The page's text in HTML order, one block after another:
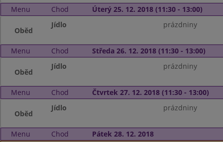
Menu Chod Úterý 25. 12. 2018 (11:30 - 13:00)
Oběd
Jídlo prázdniny
Menu Chod Středa 26. 12. 2018 (11:30 - 13:00)
Oběd
Jídlo prázdniny
Menu Chod Čtvrtek 27. 12. 2018 (11:30 - 13:00)
Oběd
Jídlo prázdniny
Menu Chod
Pátek 28. 12. 2018